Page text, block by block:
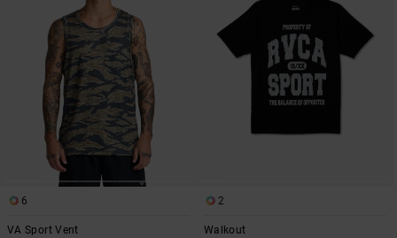
6
VA Sport Vent
2
Walkout